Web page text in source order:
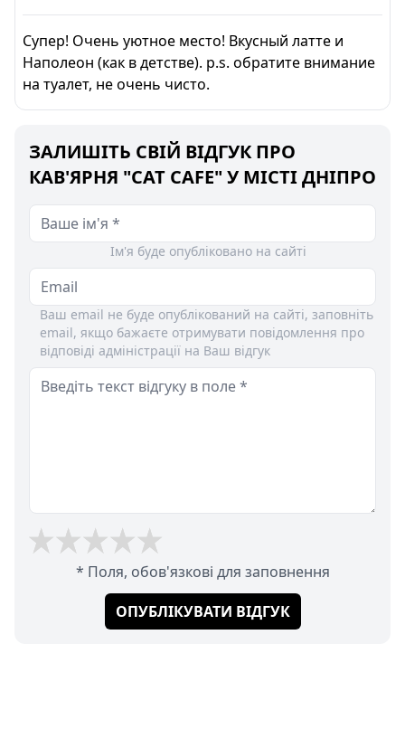
Супер! Очень уютное место! Вкусный латте и
Наполеон (как в детстве). p.s. обратите внимание
на туалет, не очень чисто.
ЗАЛИШІТЬ СВІЙ ВІДГУК ПРО
КАВ'ЯРНЯ "CAT CAFE" У МІСТІ ДНІПРО
Ім'я буде опубліковано на сайті
Ваш email не буде опублікований на сайті, заповніть
email, якщо бажаєте отримувати повідомлення про
відповіді адміністрації на Ваш відгук
* Поля, обов'язкові для заповнення
ОПУБЛІКУВАТИ ВІДГУК